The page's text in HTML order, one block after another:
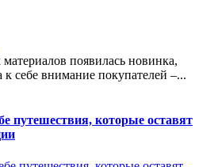
появилась новинка,
к себе внимание покупателей –...
путешествия, которые оставят